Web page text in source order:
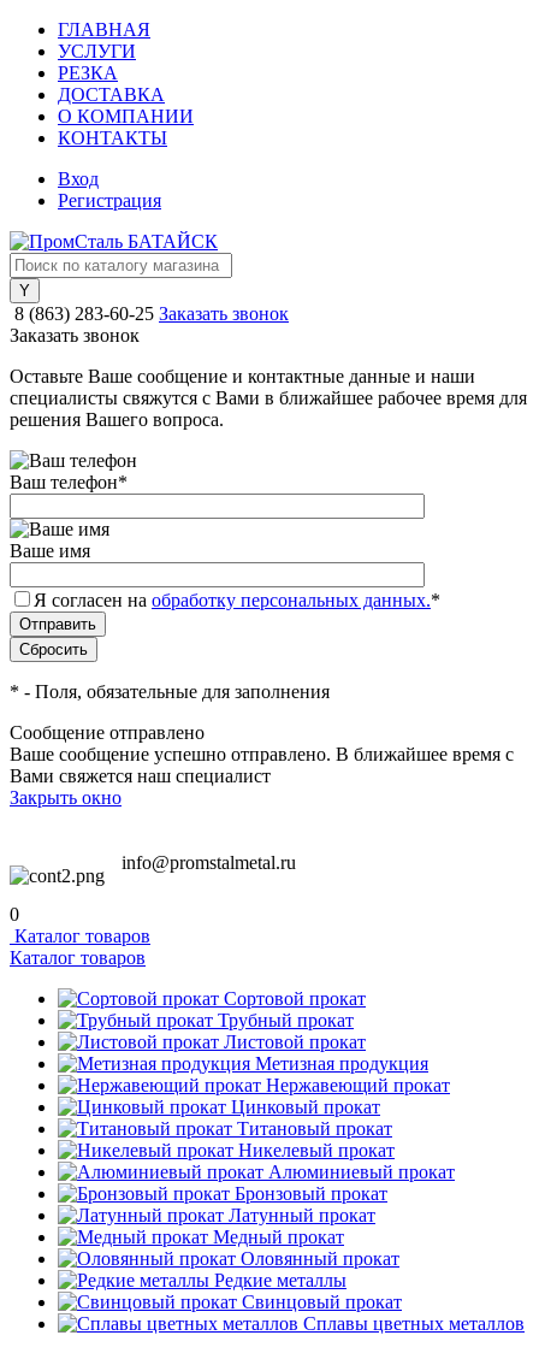
ГЛАВНАЯ
УСЛУГИ
РЕЗКА
ДОСТАВКА
О КОМПАНИИ
КОНТАКТЫ
Вход
Регистрация
8 (863) 283-60-25 Заказать звонок
Заказать звонок
Оставьте Ваше сообщение и контактные данные и наши
специалисты свяжутся с Вами в ближайшее рабочее время для
решения Вашего вопроса.
Ваш телефон*
Ваше имя
Я согласен на обработку персональных данных.*
* - Поля, обязательные для заполнения
Сообщение отправлено
Ваше сообщение успешно отправлено. В ближайшее время с
Вами свяжется наш специалист
Закрыть окно
info@promstalmetal.ru
0
Каталог товаров
Каталог товаров
Сортовой прокат
Трубный прокат
Листовой прокат
Метизная продукция
Нержавеющий прокат
Цинковый прокат
Титановый прокат
Никелевый прокат
Алюминиевый прокат
Бронзовый прокат
Латунный прокат
Медный прокат
Оловянный прокат
Редкие металлы
Свинцовый прокат
Сплавы цветных металлов